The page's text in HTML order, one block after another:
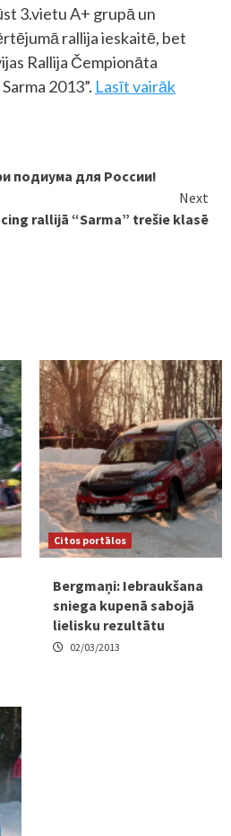
3.vietu A+ grupā un
rallija ieskaitē, bet
Rallija Čempionāta
2013”. Lasīt vairāk
подиума для России!
Next
rallijā “Sarma” trešie klasē
Citos portālos
Bergmaņi: Iebraukšana
sniega kupenā sabojā
lielisku rezultātu
02/03/2013